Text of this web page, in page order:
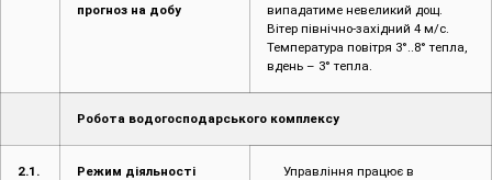
прогноз на добу
випадатиме невеликий дощ.
Вітер північно-західний 4 м/с.
Температура повітря 3°..8° тепла,
вдень – 3° тепла.
Робота водогосподарського комплексу
2.1. Режим діяльності
Управління працює в